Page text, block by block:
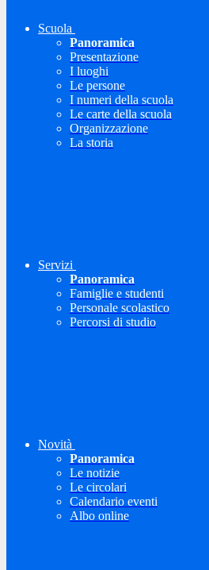
Scuola
Panoramica
Presentazione
I luoghi
Le persone
I numeri della scuola
Le carte della scuola
Organizzazione
La storia
Servizi
Panoramica
Famiglie e studenti
Personale scolastico
Percorsi di studio
Novità
Panoramica
Le notizie
Le circolari
Calendario eventi
Albo online